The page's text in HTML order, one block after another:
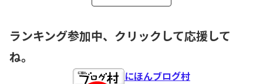
ランキング参加中、クリックして応援して
ね。
にほんブログ村